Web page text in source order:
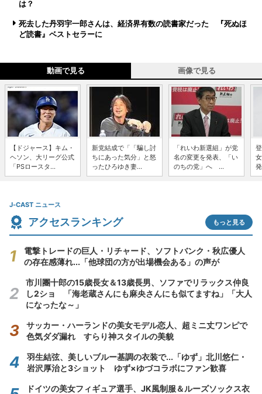
は？
死去した丹羽宇一郎さんは、経済界有数の読書家だった 『死ぬほ
ど読書』ベストセラーに
動画で見る 画像で見る
【ドジャース】キム・
ヘソン、大リーグ公式
「PSロースタ...
新党結成で「「騙し討
ちにあった気分」と怒
ったひろゆき妻...
「れいわ新選組」が党
名の変更を発表、「い
のちの党」へ ...
J-CAST ニュース
アクセスランキング もっと見る
電撃トレードの巨人・リチャード、ソフトバンク・秋広優人
の存在感薄れ...「他球団の方が出場機会ある」の声が
市川團十郎の15歳長女＆13歳長男、ソファでリラックス仲良
し2ショ 「海老蔵さんにも麻央さんにも似てますね」「大人
になったな～」
サッカー・ハーランドの美女モデル恋人、超ミニ丈ワンピで
色気ダダ漏れ すらり神スタイルの美貌
羽生結弦、美しいブルー基調の衣装で...「ゆず」北川悠仁・
岩沢厚治と3ショット ゆず×ゆづコラボにファン歓喜
ドイツの美女フィギュア選手、JK風制服＆ルーズソックス衣